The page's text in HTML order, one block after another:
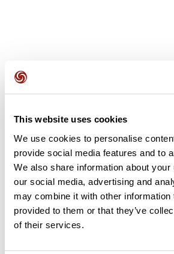
This website uses cookies
We use cookies to personalise
provide social media features and to
We also share information about
our social media, advertising and
may combine it with other information
provided to them or that they’ve
of their services.
Ajouter un avis
Découvrez ce parcours de marche de